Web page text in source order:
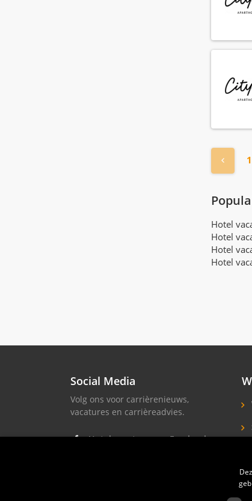
«
Hotel
Hotel
Hotel
Hotel
Social Media
Volg ons voor carrièrenieuws,
vacatures en carrièreadvies.
Hotel vacatures op Facebook